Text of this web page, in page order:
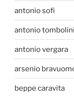
antonio sofi
antonio tombolini
antonio vergara
arsenio
beppe caravita